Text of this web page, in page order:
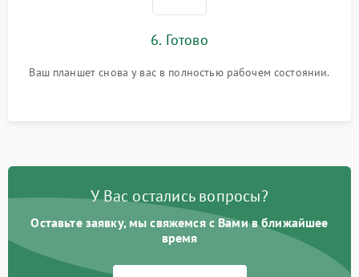
6. Готово
Ваш планшет снова у вас в полностью рабочем состоянии.
У Вас остались вопросы?
Оставьте заявку, мы свяжемся с Вами в ближайшее
время